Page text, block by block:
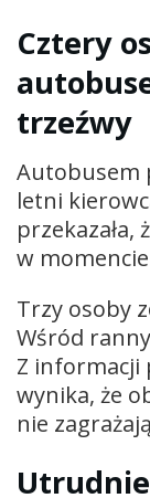
Cztery
trzeźwy
Autobusem
letni
przekazała,
w
Trzy osoby
Wśród
Z informacji
wynika, że
nie